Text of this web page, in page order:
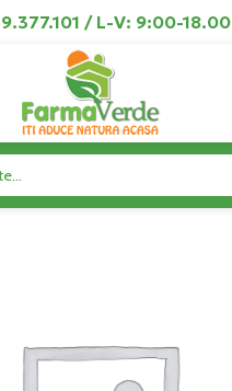
/ L-V: 9:00-18.00